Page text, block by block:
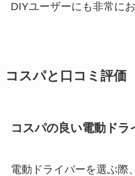
DIYユーザーにも非常に
コスパと口コミ評価
コスパの良い電動ド
電動ドライバーを選ぶ際